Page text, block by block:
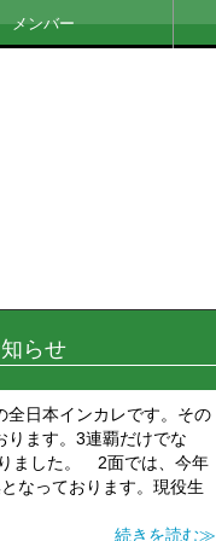
メンバー
らせ
日本インカレです。その
ります。3連覇だけでな
ました。 2面では、今年
なっております。現役生
続きを読む≫